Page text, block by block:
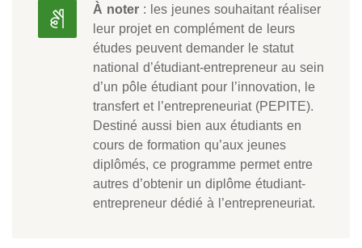
À noter : les jeunes souhaitant réaliser
leur projet en complément de leurs
études peuvent demander le statut
national d’étudiant-entrepreneur au sein
d’un pôle étudiant pour l’innovation, le
transfert et l’entrepreneuriat (PEPITE).
Destiné aussi bien aux étudiants en
cours de formation qu’aux jeunes
diplômés, ce programme permet entre
autres d’obtenir un diplôme étudiant-
entrepreneur dédié à l’entrepreneuriat.